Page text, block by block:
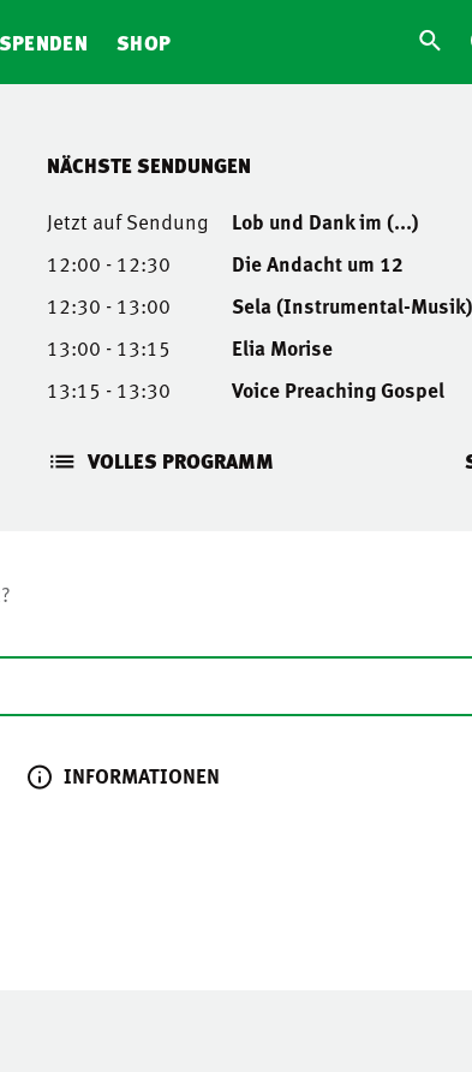
SPENDEN SHOP
NÄCHSTE SENDUNGEN
Jetzt auf Sendung
Lob und Dank im (...)
12:00 - 12:30
Die Andacht um 12
12:30 - 13:00
Sela (Instrumental-Musik)
13:00 - 13:15
Elia Morise
13:15 - 13:30
Voice Preaching Gospel
VOLLES PROGRAMM
INFORMATIONEN